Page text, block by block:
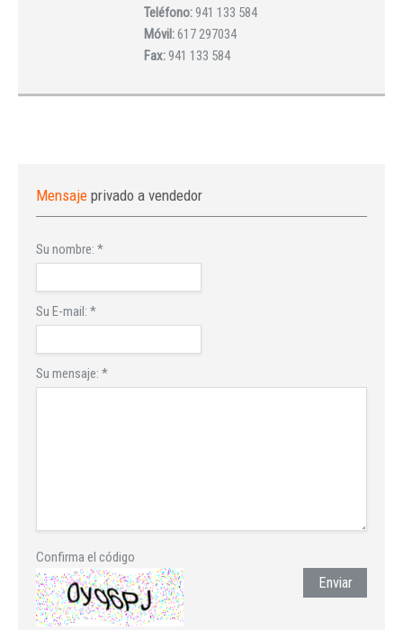
Teléfono:941 133 584
Móvil:617 297034
Fax:941 133 584
Mensaje privado a vendedor
Su nombre: *
Su E-mail: *
Su mensaje: *
Confirma el código
Enviar